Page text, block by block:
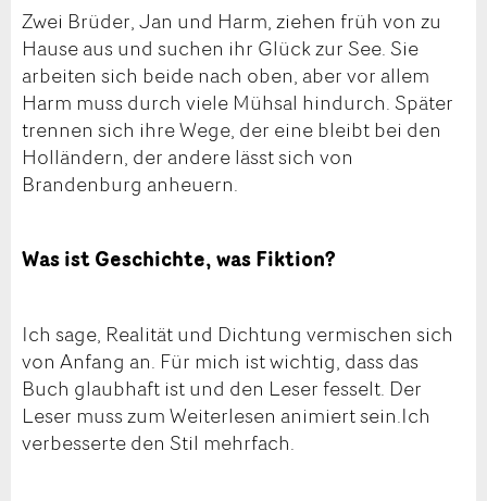
Zwei Brüder, Jan und Harm, ziehen früh von zu
Hause aus und suchen ihr Glück zur See. Sie
arbeiten sich beide nach oben, aber vor allem
Harm muss durch viele Mühsal hindurch. Später
trennen sich ihre Wege, der eine bleibt bei den
Holländern, der andere lässt sich von
Brandenburg anheuern.
Was ist Geschichte, was Fiktion?
Ich sage, Realität und Dichtung vermischen sich
von Anfang an. Für mich ist wichtig, dass das
Buch glaubhaft ist und den Leser fesselt. Der
Leser muss zum Weiterlesen animiert sein.Ich
verbesserte den Stil mehrfach.